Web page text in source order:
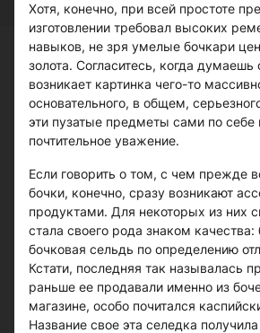
Хотя, конечно, при всей простоте
изготовлении требовал высоких
навыков, не зря умелые бочкари
золота. Согласитесь, когда думаешь
возникает картинка чего-то
основательного, в общем,
эти пузатые предметы сами по себе
почтительное уважение.
Если говорить о том, с чем прежде
бочки, конечно, сразу возникают
продуктами. Для некоторых из них
стала своего рода знаком качества:
бочковая сельдь по определению
Кстати, последняя так называлась
раньше ее продавали именно из
магазине, особо почитался
Название свое эта селедка